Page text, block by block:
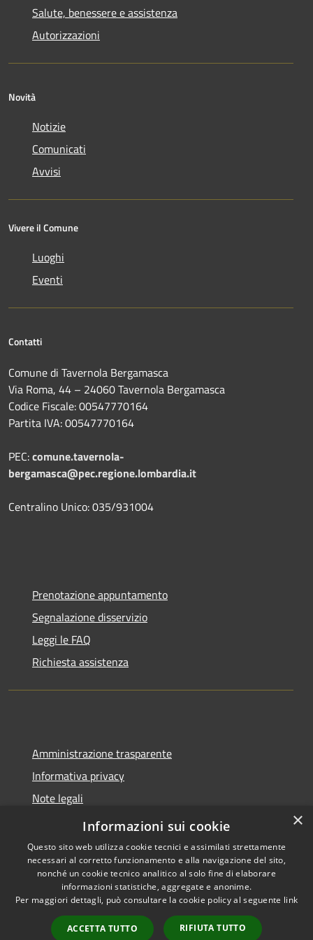
Salute, benessere e assistenza
Autorizzazioni
Novità
Notizie
Comunicati
Avvisi
Vivere il Comune
Luoghi
Eventi
Contatti
Comune di Tavernola Bergamasca
Via Roma, 44 – 24060 Tavernola Bergamasca
Codice Fiscale: 00547770164
Partita IVA: 00547770164
PEC:comune.tavernola-
bergamasca@pec.regione.lombardia.it
Centralino Unico: 035/931004
Prenotazione appuntamento
Segnalazione disservizio
Leggi le FAQ
Richiesta assistenza
Amministrazione trasparente
Informativa privacy
Note legali
Dichiarazione di accessibilità
Accessibilità
Copyright © 2026 • Comune di
Tavernola Bergamasca •
Powered byMunicipium
×
Informazioni sui cookie
Questo sito web utilizza cookie tecnici e assimilati strettamente
necessari al corretto funzionamento e alla navigazione del sito,
nonché un cookie tecnico analitico al solo fine di elaborare
informazioni statistiche, aggregate e anonime.
Per maggiori dettagli, può consultare la cookie policy al seguente link
ACCETTA TUTTO RIFIUTA TUTTO